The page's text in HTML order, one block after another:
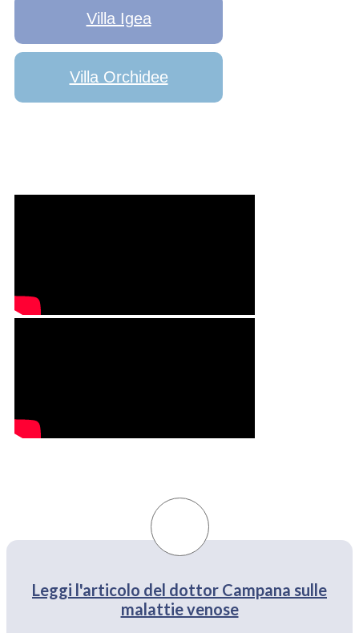
Villa Igea
Villa Orchidee
Leggi l'articolo del dottor Campana sulle
malattie venose